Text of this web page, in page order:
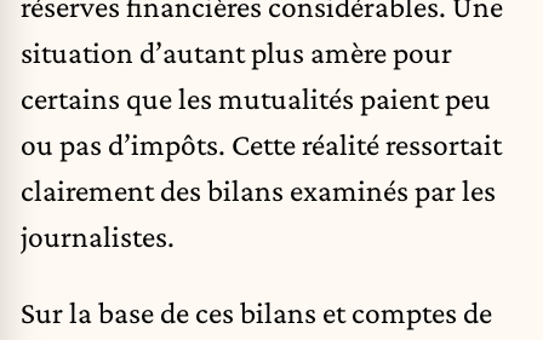
situation d’autant plus amère pour
certains que les mutualités paient peu
ou pas d’impôts. Cette réalité ressortait
clairement des bilans examinés par les
journalistes.
Sur la base de ces bilans et comptes de